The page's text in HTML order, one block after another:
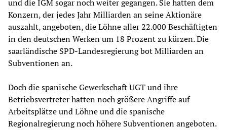
und die IGM sogar noch weiter gegangen. Sie hatten dem
Konzern, der jedes Jahr Milliarden an seine Aktionäre
auszahlt, angeboten, die Löhne aller 22.000 Beschäftigten
in den deutschen Werken um 18 Prozent zu kürzen. Die
saarländische SPD-Landesregierung bot Milliarden an
Subventionen an.
Doch die spanische Gewerkschaft UGT und ihre
Betriebsvertreter hatten noch größere Angriffe auf
Arbeitsplätze und Löhne und die spanische
Regionalregierung noch höhere Subventionen angeboten.